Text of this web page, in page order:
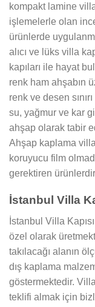
kompakt lamine villa
işlemelerle olan
ürünlerde
alıcı ve lüks villa
kapıları ile hayat
renk ham ahşabın
renk ve desen
su, yağmur ve kar
ahşap olarak tabir
Ahşap kaplama
koruyucu film
gerektiren
İstanbul Villa
İstanbul Villa
özel olarak
takılacağı alanın
dış kaplama
göstermektedir.
teklifi almak için